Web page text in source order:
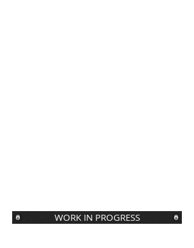
WORK IN PROGRESS